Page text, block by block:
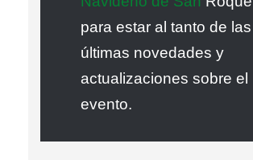
para estar al tanto de las
últimas novedades y
actualizaciones sobre el
evento.